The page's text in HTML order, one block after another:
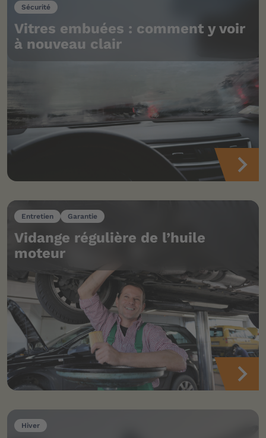
Sécurité
Vitres embuées : comment y voir
à nouveau clair
Entretien Garantie
Vidange régulière de l’huile
moteur
Hiver